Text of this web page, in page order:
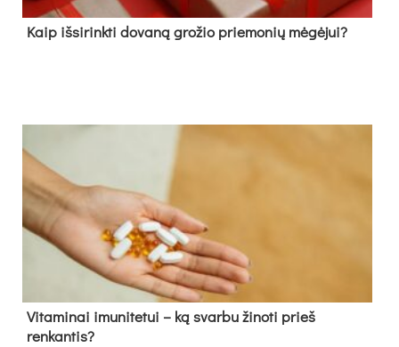
Kaip išsirinkti dovaną grožio priemonių mėgėjui?
Vitaminai imunitetui – ką svarbu žinoti prieš
renkantis?